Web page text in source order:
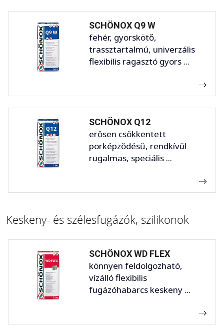
SCHÖNOX Q9 W
fehér, gyorskötő,
trassztartalmú, univerzális
flexibilis ragasztó gyors ...
SCHÖNOX Q12
erősen csökkentett
porképződésű, rendkívül
rugalmas, speciális ...
Keskeny- és szélesfugázók, szilikonok
SCHÖNOX WD FLEX
könnyen feldolgozható,
vízálló flexibilis
fugázóhabarcs keskeny ...